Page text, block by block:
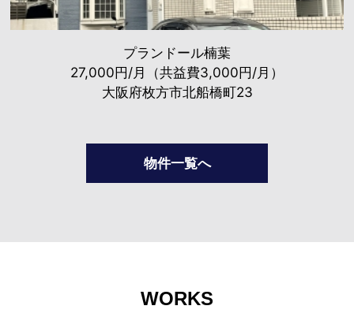
プランドール楠葉
27,000円/月（共益費3,000円/月）
大阪府枚方市北船橋町23
物件一覧へ
WORKS